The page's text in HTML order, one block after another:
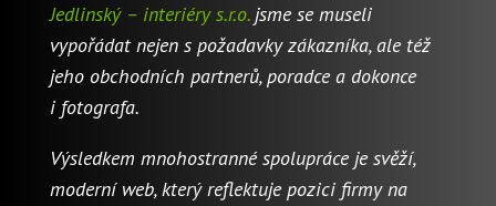
Jedlinský – interiéry s.r.o.jsme se museli
vypořádat nejen s požadavky zákazníka, ale též
jeho obchodních partnerů, poradce a dokonce
i fotografa.
Výsledkem mnohostranné spolupráce je svěží,
moderní web, který reflektuje pozici firmy na